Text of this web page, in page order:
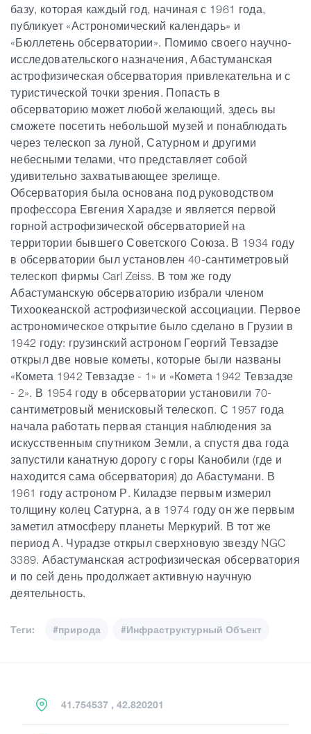
базу, которая каждый год, начиная с 1961 года,
публикует «Астрономический календарь» и
«Бюллетень обсерватории». Помимо своего научно-
исследовательского назначения, Абастуманская
астрофизическая обсерватория привлекательна и с
туристической точки зрения. Попасть в
обсерваторию может любой желающий, здесь вы
сможете посетить небольшой музей и понаблюдать
через телескоп за луной, Сатурном и другими
небесными телами, что представляет собой
удивительно захватывающее зрелище.
Обсерватория была основана под руководством
профессора Евгения Харадзе и является первой
горной астрофизической обсерваторией на
территории бывшего Советского Союза. В 1934 году
в обсерватории был установлен 40-сантиметровый
телескоп фирмы Carl Zeiss. В том же году
Абастуманскую обсерваторию избрали членом
Тихоокеанской астрофизической ассоциации. Первое
астрономическое открытие было сделано в Грузии в
1942 году: грузинский астроном Георгий Тевзадзе
открыл две новые кометы, которые были названы
«Комета 1942 Тевзадзе - 1» и «Комета 1942 Тевзадзе
- 2». В 1954 году в обсерватории установили 70-
сантиметровый менисковый телескоп. С 1957 года
начала работать первая станция наблюдения за
искусственным спутником Земли, а спустя два года
запустили канатную дорогу с горы Канобили (где и
находится сама обсерватория) до Абастумани. В
1961 году астроном Р. Киладзе первым измерил
толщину колец Сатурна, а в 1974 году он же первым
заметил атмосферу планеты Меркурий. В тот же
период А. Чурадзе открыл сверхновую звезду NGC
3389. Абастуманская астрофизическая обсерватория
и по сей день продолжает активную научную
деятельность.
Теги: #природа #Инфраструктурный Объект
41.754537 , 42.820201